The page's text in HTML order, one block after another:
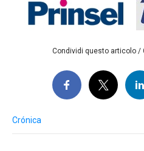
Condividi questo articolo /
Crónica